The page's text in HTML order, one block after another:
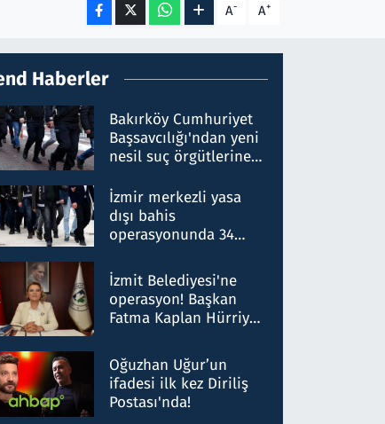
A- A+
Haberler
Bakırköy Cumhuriyet
Başsavcılığı'ndan yeni
nesil suç örgütlerine
hakkında gözaltı kararı
İzmir merkezli yasa
dışı bahis
operasyonunda 34
Milyar liralık para
trafiği tespit edildi
İzmit Belediyesi'ne
operasyon! Başkan
Fatma Kaplan Hürriyet
Oğuzhan Uğur’un
ifadesi ilk kez Diriliş
Postası'nda!